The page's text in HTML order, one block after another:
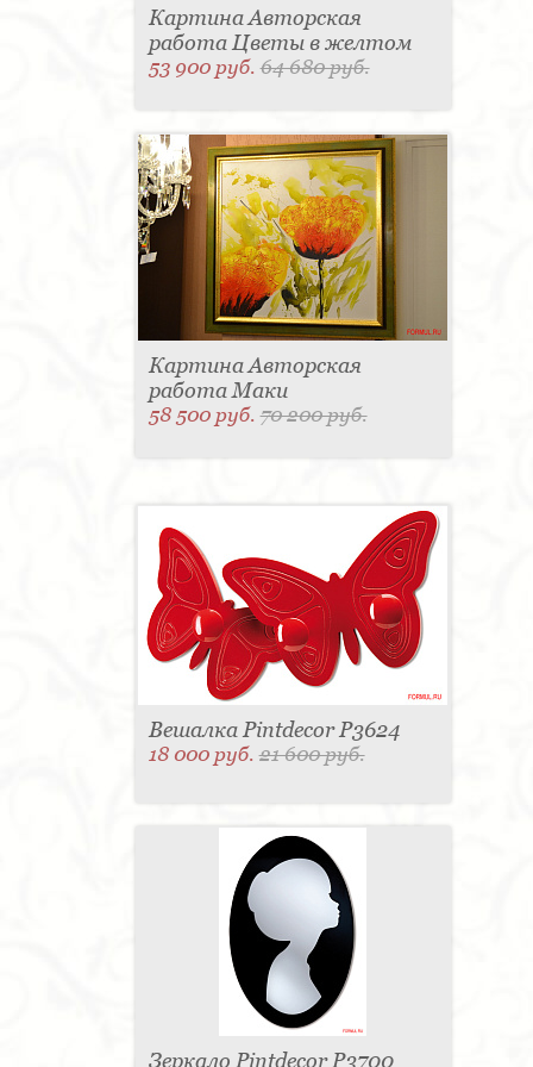
Картина Авторская
работа Цветы в желтом
53 900 руб.64 680 руб.
Картина Авторская
работа Маки
58 500 руб.70 200 руб.
Вешалка Pintdecor P3624
18 000 руб.21 600 руб.
Зеркало Pintdecor P3700